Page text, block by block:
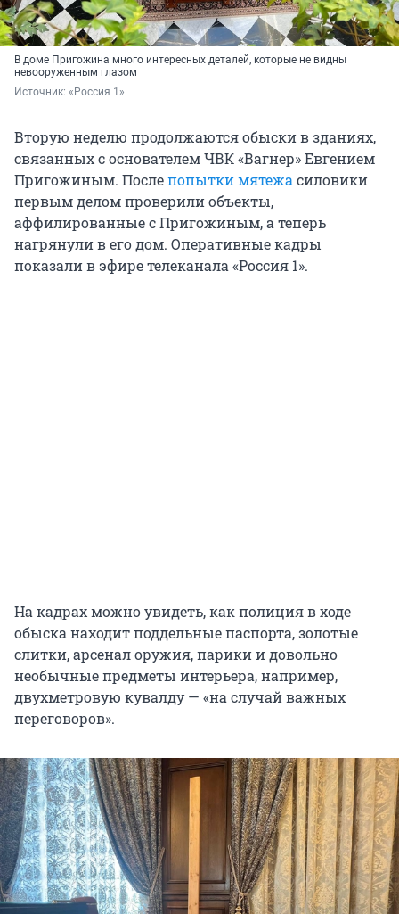
В доме Пригожина много интересных деталей, которые не видны
невооруженным глазом
Источник: «Россия 1»
Вторую неделю продолжаются обыски в зданиях,
связанных с основателем ЧВК «Вагнер» Евгением
Пригожиным. Послепопытки мятежа силовики
первым делом проверили объекты,
аффилированные с Пригожиным, а теперь
нагрянули в его дом. Оперативные кадры
показали в эфире телеканала «Россия 1».
На кадрах можно увидеть, как полиция в ходе
обыска находит поддельные паспорта, золотые
слитки, арсенал оружия, парики и довольно
необычные предметы интерьера, например,
двухметровую кувалду — «на случай важных
переговоров».